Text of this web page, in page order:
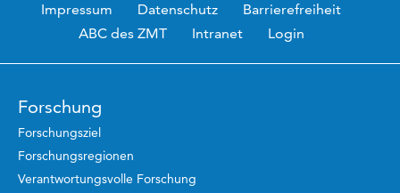
Impressum Datenschutz
Barrierefreiheit
ABC des ZMT
Intranet Login
Forschung
Forschungsziel
Forschungsregionen
Verantwortungsvolle Forschung